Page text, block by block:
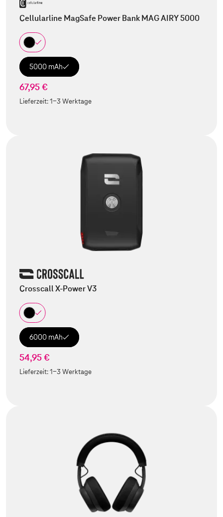
Cellularline MagSafe Power Bank MAG AIRY 5000
5000 mAh
67,95 €
Lieferzeit:1-3 Werktage
Crosscall X-Power V3
6000 mAh
54,95 €
Lieferzeit:1-3 Werktage